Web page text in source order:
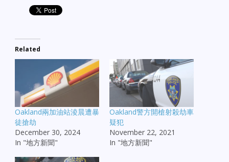
Related
Oakland兩加油站淩晨遭暴
徒搶劫
December 30, 2024
In "地方新聞"
Oakland警方開槍射殺劫車
疑犯
November 22, 2021
In "地方新聞"